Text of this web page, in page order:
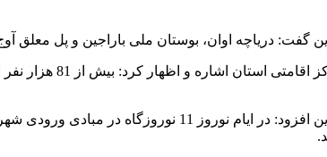
دریاچه اوان، بوستان ملی باراجین و پل معلق آوج
وی در ادامه
مدیرکل میراث فرهنگی، گردشگری و صنایع دستی